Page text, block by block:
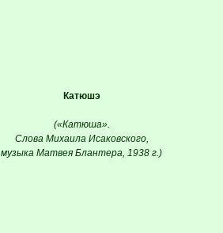
Катюшэ
(«Катюша».
Слова Михаила Исаковского,
музыка Матвея Блантера, 1938 г.)